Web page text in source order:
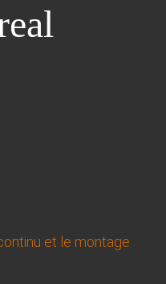
et le montage